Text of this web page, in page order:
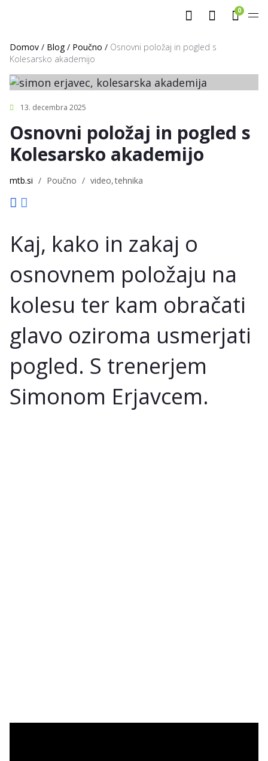
0
Domov / Blog/ Poučno / Osnovni položaj in pogled s
Kolesarsko akademijo
13. decembra 2025
Osnovni položaj in pogled s
Kolesarsko akademijo
mtb.si / Poučno / video tehnika
Kaj, kako in zakaj o
osnovnem položaju na
kolesu ter kam obračati
glavo oziroma usmerjati
pogled. S trenerjem
Simonom Erjavcem.